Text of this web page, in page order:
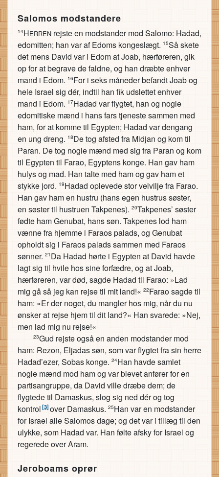
Salomos modstandere
14HERREN rejste en modstander mod Salomo: Hadad,
edomitten; han var af Edoms kongeslægt. 15Så skete
det mens David var i Edom at Joab, hærføreren, gik
op for at begrave de faldne, og han dræbte enhver
mand i Edom. 16For i seks måneder befandt Joab og
hele Israel sig dér, indtil han fik udslettet enhver
mand i Edom. 17Hadad var flygtet, han og nogle
edomitiske mænd i hans fars tjeneste sammen med
ham, for at komme til Egypten; Hadad var dengang
en ung dreng. 18De tog afsted fra Midjan og kom til
Paran. De tog nogle mænd med sig fra Paran og kom
til Egypten til Farao, Egyptens konge. Han gav ham
hulys og mad. Han talte med ham og gav ham et
stykke jord. 19Hadad oplevede stor velvilje fra Farao.
Han gav ham en hustru (hans egen hustrus søster,
en søster til hustruen Takpenes). 20Takpenes’ søster
fødte ham Genubat, hans søn. Takpenes lod ham
vænne fra hjemme i Faraos palads, og Genubat
opholdt sig i Faraos palads sammen med Faraos
sønner. 21 Da Hadad hørte i Egypten at David havde
lagt sig til hvile hos sine forfædre, og at Joab,
hærføreren, var død, sagde Hadad til Farao: »Lad
mig gå så jeg kan rejse til mit land!« 22Farao sagde til
ham: »Er der noget, du mangler hos mig, når du nu
ønsker at rejse hjem til dit land?« Han svarede: »Nej,
men lad mig nu rejse!«
23Gud rejste også en anden modstander mod
ham: Rezon, Eljadas søn, som var flygtet fra sin herre
Hadad’ezer, Sobas konge. 24Han havde samlet
nogle mænd mod ham og var blevet anfører for en
partisangruppe, da David ville dræbe dem; de
flygtede til Damaskus, slog sig ned dér og tog
kontrol[3]over Damaskus. 25Han var en modstander
for Israel alle Salomos dage; og det var i tillæg til den
ulykke, som Hadad var. Han følte afsky for Israel og
regerede over Aram.
Jeroboams oprør